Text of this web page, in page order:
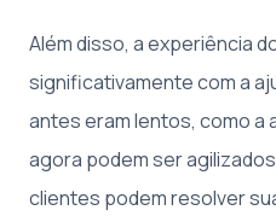
Além disso, a experiência
significativamente com a
antes eram lentos, como a
agora podem ser
clientes podem resolver